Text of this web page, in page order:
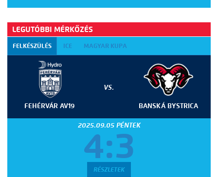
LEGUTÓBBI MÉRKŐZÉS
FELKÉSZÜLÉS ICE MAGYAR KUPA
FEHÉRVÁR AV19
VS.
BANSKÁ BYSTRICA
2025.09.05 PÉNTEK
4:3
RÉSZLETEK